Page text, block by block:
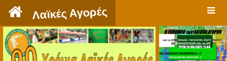
Λαϊκές Αγορές